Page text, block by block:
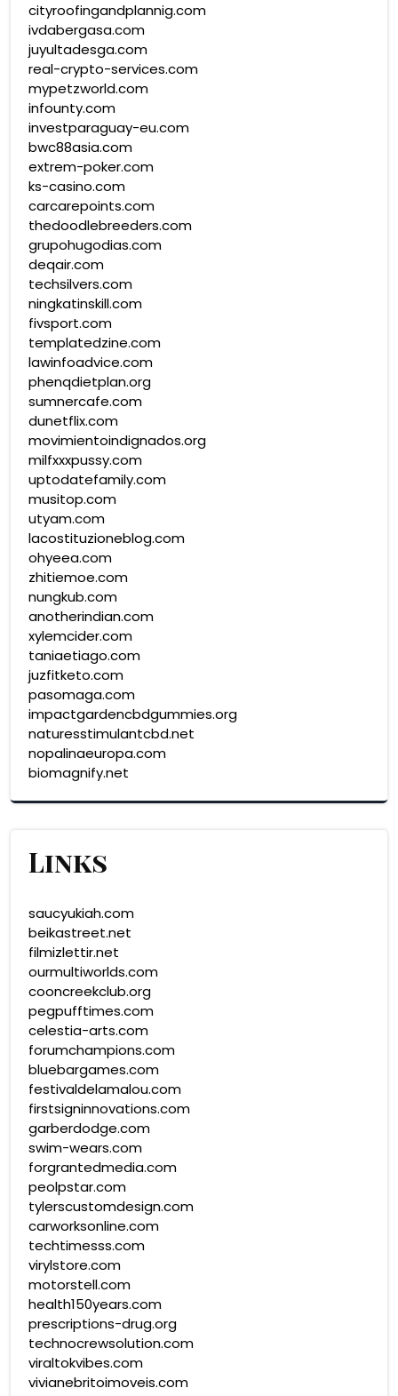
cityroofingandplannig.com
ivdabergasa.com
juyultadesga.com
real-crypto-services.com
mypetzworld.com
infounty.com
investparaguay-eu.com
bwc88asia.com
extrem-poker.com
ks-casino.com
carcarepoints.com
thedoodlebreeders.com
grupohugodias.com
deqair.com
techsilvers.com
ningkatinskill.com
fivsport.com
templatedzine.com
lawinfoadvice.com
phenqdietplan.org
sumnercafe.com
dunetflix.com
movimientoindignados.org
milfxxxpussy.com
uptodatefamily.com
musitop.com
utyam.com
lacostituzioneblog.com
ohyeea.com
zhitiemoe.com
nungkub.com
anotherindian.com
xylemcider.com
taniaetiago.com
juzfitketo.com
pasomaga.com
impactgardencbdgummies.org
naturesstimulantcbd.net
nopalinaeuropa.com
biomagnify.net
Links
saucyukiah.com
beikastreet.net
filmizlettir.net
ourmultiworlds.com
cooncreekclub.org
pegpufftimes.com
celestia-arts.com
forumchampions.com
bluebargames.com
festivaldelamalou.com
firstsigninnovations.com
garberdodge.com
swim-wears.com
forgrantedmedia.com
peolpstar.com
tylerscustomdesign.com
carworksonline.com
techtimesss.com
virylstore.com
motorstell.com
health150years.com
prescriptions-drug.org
technocrewsolution.com
viraltokvibes.com
vivianebritoimoveis.com